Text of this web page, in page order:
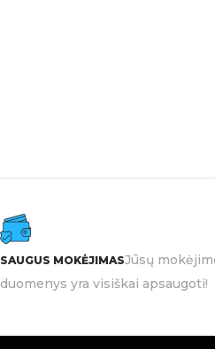
SAUGUS MOKĖJIMASJūsų
duomenys yra visiškai apsaugoti!